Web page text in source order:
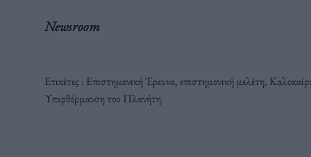
Newsroom
Ετικέτες : Επιστημονική Έρευνα, επιστημονική μελέτη,
Υπερθέρμανση του Πλανήτη.